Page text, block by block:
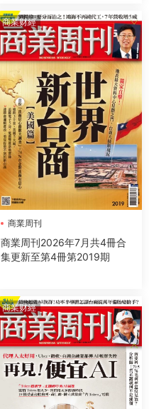
商業财經
商業周刊
商業周刊2026年7月共4冊合
集更新至第4冊第2019期
商業财經